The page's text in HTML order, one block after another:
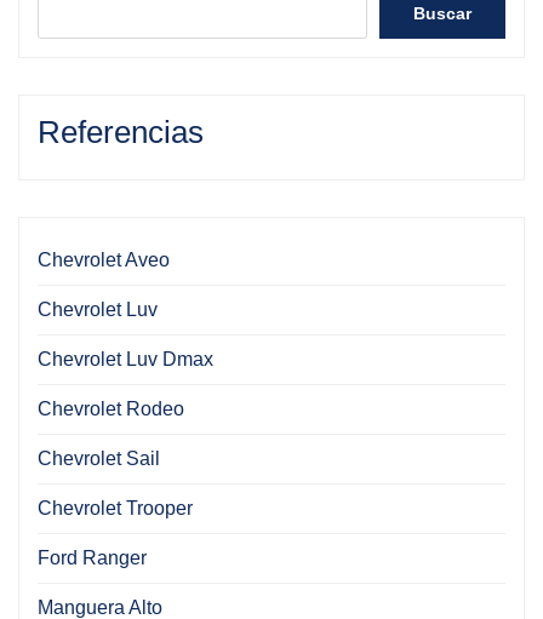
Buscar
Referencias
Chevrolet Aveo
Chevrolet Luv
Chevrolet Luv Dmax
Chevrolet Rodeo
Chevrolet Sail
Chevrolet Trooper
Ford Ranger
Manguera Alto